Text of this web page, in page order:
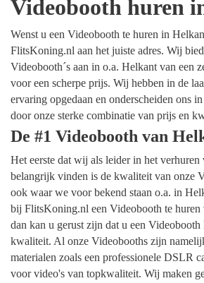
Videobooth huren
Wenst u een Videobooth te huren in
FlitsKoning.nl aan het juiste adres. Wij
Videobooth´s aan in o.a. Helkant van een
voor een scherpe prijs. Wij hebben in de
ervaring opgedaan en onderscheiden ons
door onze sterke combinatie van prijs en
De #1 Videobooth van
Het eerste dat wij als leider in het
belangrijk vinden is de kwaliteit van onze
ook waar we voor bekend staan o.a. in
bij FlitsKoning.nl een Videobooth te
dan kan u gerust zijn dat u een
kwaliteit. Al onze Videobooths zijn
materialen zoals een professionele DSLR
voor video's van topkwaliteit. Wij maken